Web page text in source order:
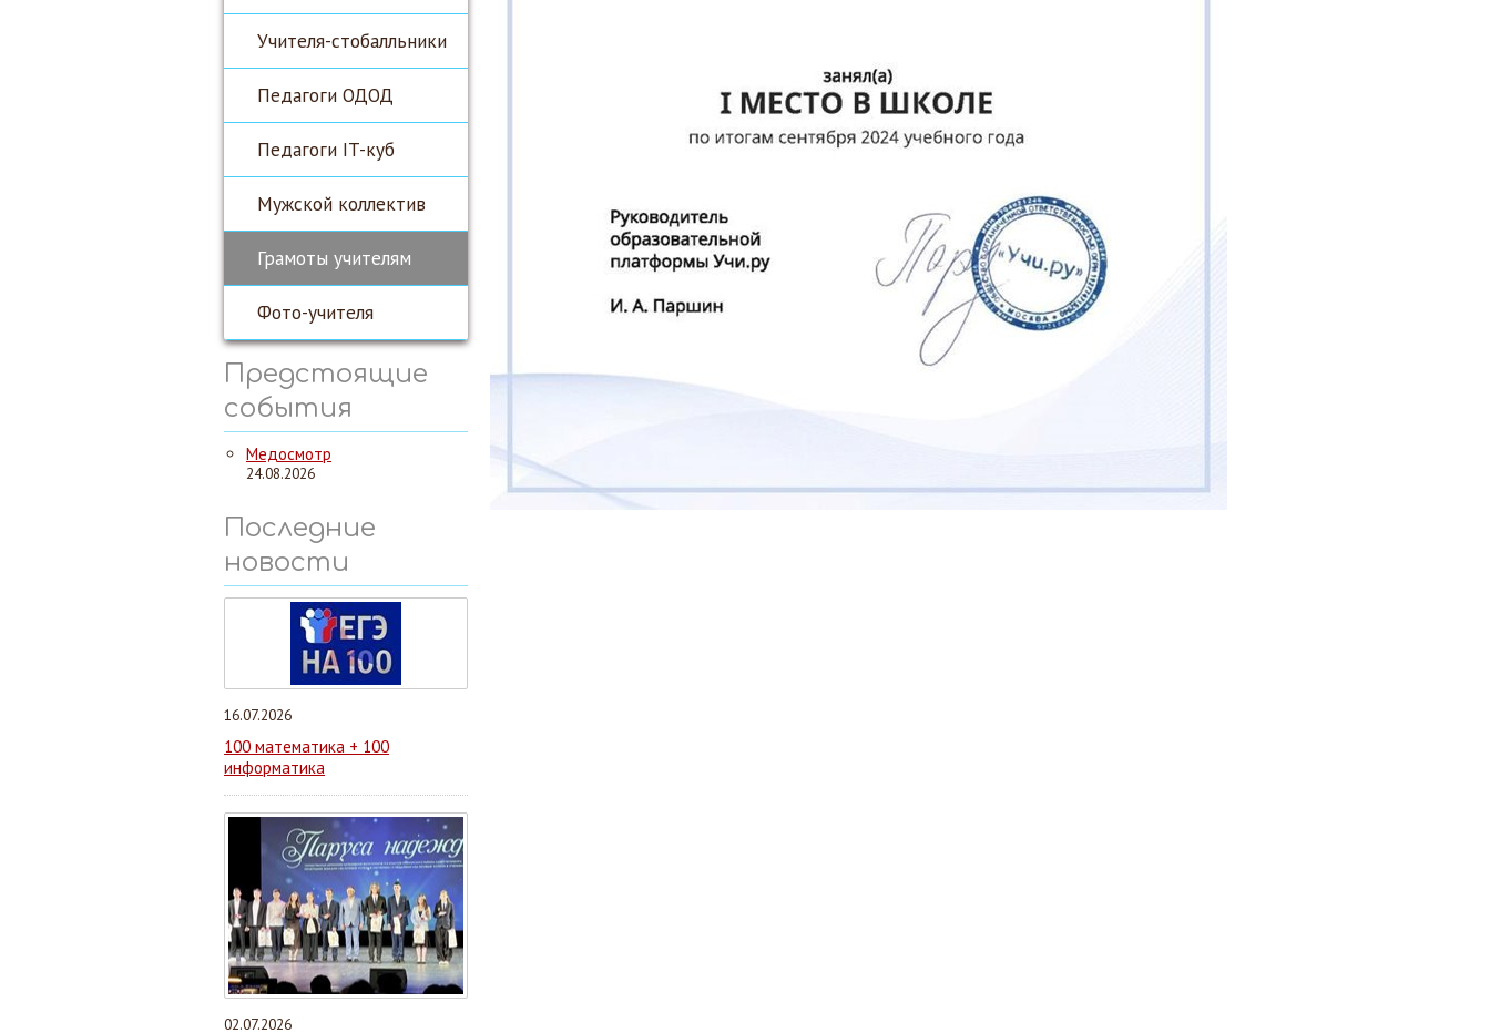
Учителя-стобалльники
Педагоги ОДОД
Педагоги IT-куб
Мужской коллектив
Грамоты учителям
Фото-учителя
Предстоящие
события
Медосмотр
24.08.2026
Последние
новости
16.07.2026
100 математика + 100
информатика
02.07.2026